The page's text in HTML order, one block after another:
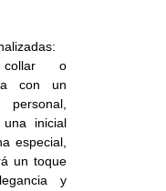
o
con un
personal,
una inicial
especial,
un toque
y